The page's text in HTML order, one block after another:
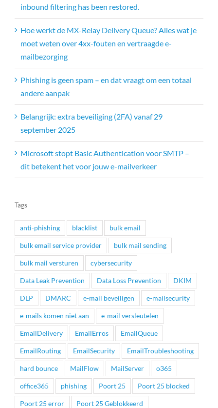
inbound filtering has been restored.
Hoe werkt de MX-Relay Delivery Queue? Alles wat je
moet weten over 4xx-fouten en vertraagde e-
mailbezorging
Phishing is geen spam – en dat vraagt om een totaal
andere aanpak
Belangrijk: extra beveiliging (2FA) vanaf 29
september 2025
Microsoft stopt Basic Authentication voor SMTP –
dit betekent het voor jouw e-mailverkeer
Tags
anti-phishing blacklist bulk email
bulk email service provider bulk mail sending
bulk mail versturen cybersecurity
Data Leak Prevention Data Loss Prevention DKIM
DLP DMARC e-mail beveiligen e-mailsecurity
e-mails komen niet aan e-mail versleutelen
EmailDelivery EmailErros EmailQueue
EmailRouting EmailSecurity EmailTroubleshooting
hard bounce MailFlow MailServer o365
office365 phishing Poort 25 Poort 25 blocked
Poort 25 error Poort 25 Geblokkeerd